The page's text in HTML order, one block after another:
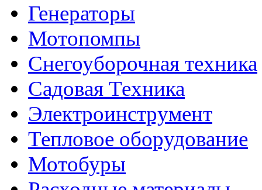
Генераторы
Мотопомпы
Снегоуборочная техника
Садовая Техника
Электроинструмент
Тепловое оборудование
Мотобуры